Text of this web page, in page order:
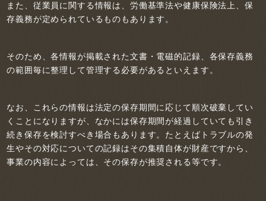
また、従業員に関する情報は、労働基準法や健康保険法上、保
存義務が定められているものもあります。
そのため、各情報が掲載された文書・電磁的記録、各保存義務
の範囲毎に整理して管理する必要があるといえます。
なお、これらの情報は法定の保存期間に応じて順次破棄してい
くことになりますが、なかには保存期間が経過していても引き
続き保存を検討すべき場合もあります。たとえばトラブルの発
生やその対応についての記録はその集積自体が財産ですから、
事業の内容によっては、その保存が推奨される等です。